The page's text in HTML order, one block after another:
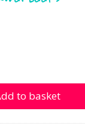
to basket